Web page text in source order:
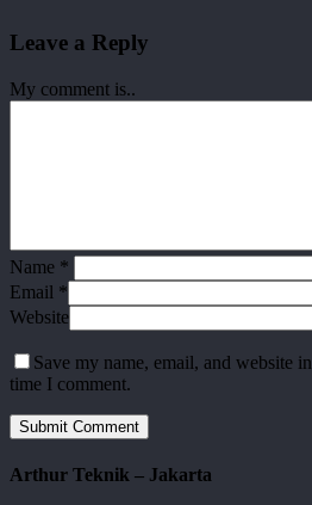
Leave a Reply
My comment is..
Name *
Email *
Website
Save my name, email, and website
time I comment.
Arthur Teknik – Jakarta